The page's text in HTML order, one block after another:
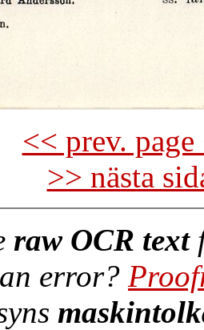
<< prev.
>> nästa
raw OCR text
error?